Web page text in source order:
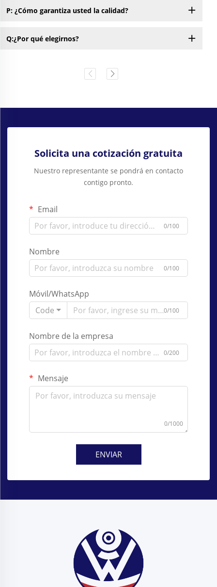
P: ¿Cómo garantiza usted la calidad?
Q:¿Por qué elegirnos?
Solicita una cotización gratuita
Nuestro representante se pondrá en contacto
contigo pronto.
Email
0/100
Nombre
0/100
Móvil/WhatsApp
Code
0/100
Nombre de la empresa
0/200
Mensaje
0/1000
ENVIAR